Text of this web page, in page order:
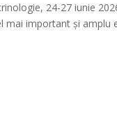
24-27 iunie
important și amplu